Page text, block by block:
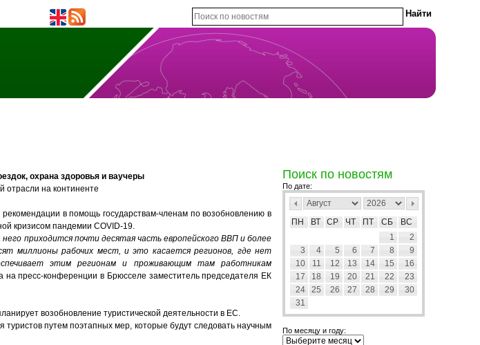
охрана здоровья и ваучеры
отрасли на континенте
в помощь государствам-членам по возобновлению в
кризисом пандемии COVID-19.
приходится почти десятая часть европейского ВВП и более
миллионы рабочих мест, и это касается регионов, где нет
этим регионам и проживающим там работникам
на пресс-конференции в Брюсселе заместитель председателя ЕК
возобновление туристической деятельности в ЕС.
путем поэтапных мер, которые будут следовать научным
Поиск по новостям
По дате:
ПН ВТ СР ЧТ ПТ СБ
ВС
1
2
3
4 5 6 7 8
9
10
11 12 13 14 15
16
17
18 19 20 21 22
23
24
25 26 27 28 29
30
31
По месяцу и году: